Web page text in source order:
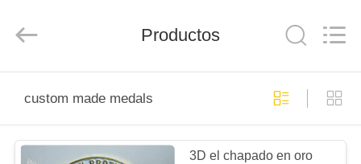
PRODUCTOS
Rights
by
Productos
custom made medals
3D el chapado en oro